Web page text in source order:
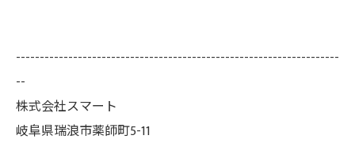
--------------------------------------------------------------------
--
株式会社スマート
岐阜県瑞浪市薬師町5-11